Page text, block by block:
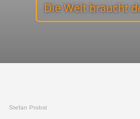
Die Welt braucht
Stefan Probst